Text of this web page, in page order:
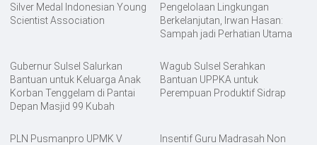
Silver Medal Indonesian Young
Scientist Association
Pengelolaan Lingkungan
Berkelanjutan, Irwan Hasan:
Sampah jadi Perhatian Utama
Gubernur Sulsel Salurkan
Bantuan untuk Keluarga Anak
Korban Tenggelam di Pantai
Depan Masjid 99 Kubah
Wagub Sulsel Serahkan
Bantuan UPPKA untuk
Perempuan Produktif Sidrap
PLN Pusmanpro UPMK V
Insentif Guru Madrasah Non